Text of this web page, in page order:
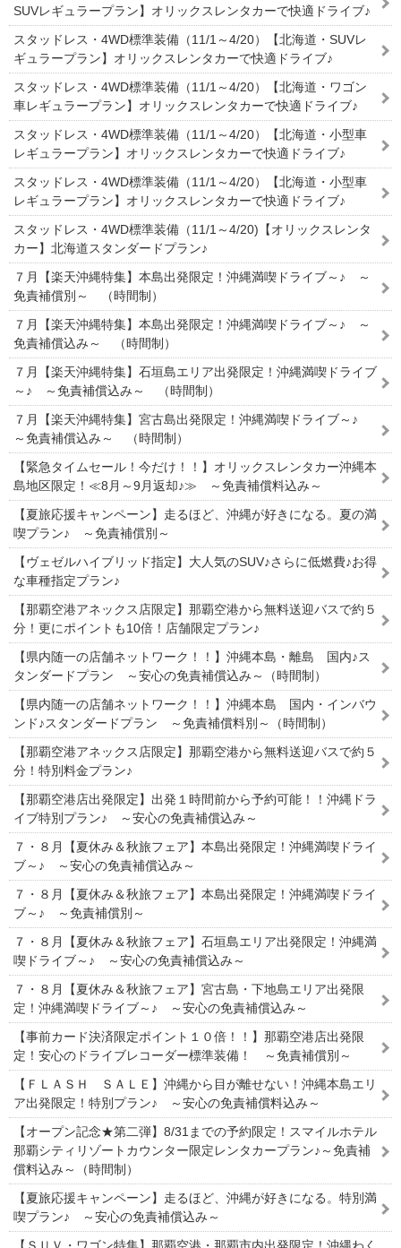
SUVレギュラープラン】オリックスレンタカーで快適ドライブ♪
スタッドレス・4WD標準装備（11/1～4/20）【北海道・SUVレ
ギュラープラン】オリックスレンタカーで快適ドライブ♪
スタッドレス・4WD標準装備（11/1～4/20）【北海道・ワゴン
車レギュラープラン】オリックスレンタカーで快適ドライブ♪
スタッドレス・4WD標準装備（11/1～4/20）【北海道・小型車
レギュラープラン】オリックスレンタカーで快適ドライブ♪
スタッドレス・4WD標準装備（11/1～4/20）【北海道・小型車
レギュラープラン】オリックスレンタカーで快適ドライブ♪
スタッドレス・4WD標準装備（11/1～4/20)【オリックスレンタ
カー】北海道スタンダードプラン♪
７月【楽天沖縄特集】本島出発限定！沖縄満喫ドライブ～♪ ～
免責補償別～ （時間制）
７月【楽天沖縄特集】本島出発限定！沖縄満喫ドライブ～♪ ～
免責補償込み～ （時間制）
７月【楽天沖縄特集】石垣島エリア出発限定！沖縄満喫ドライブ
～♪ ～免責補償込み～ （時間制）
７月【楽天沖縄特集】宮古島出発限定！沖縄満喫ドライブ～♪
～免責補償込み～ （時間制）
【緊急タイムセール！今だけ！！】オリックスレンタカー沖縄本
島地区限定！≪8月～9月返却♪≫ ～免責補償料込み～
【夏旅応援キャンペーン】走るほど、沖縄が好きになる。夏の満
喫プラン♪ ～免責補償別～
【ヴェゼルハイブリッド指定】大人気のSUV♪さらに低燃費♪お得
な車種指定プラン♪
【那覇空港アネックス店限定】那覇空港から無料送迎バスで約５
分！更にポイントも10倍！店舗限定プラン♪
【県内随一の店舗ネットワーク！！】沖縄本島・離島 国内♪ス
タンダードプラン ～安心の免責補償込み～（時間制）
【県内随一の店舗ネットワーク！！】沖縄本島 国内・インバウ
ンド♪スタンダードプラン ～免責補償料別～（時間制）
【那覇空港アネックス店限定】那覇空港から無料送迎バスで約５
分！特別料金プラン♪
【那覇空港店出発限定】出発１時間前から予約可能！！沖縄ドラ
イブ特別プラン♪ ～安心の免責補償込み～
７・８月【夏休み＆秋旅フェア】本島出発限定！沖縄満喫ドライ
ブ～♪ ～安心の免責補償込み～
７・８月【夏休み＆秋旅フェア】本島出発限定！沖縄満喫ドライ
ブ～♪ ～免責補償別～
７・８月【夏休み＆秋旅フェア】石垣島エリア出発限定！沖縄満
喫ドライブ～♪ ～安心の免責補償込み～
７・８月【夏休み＆秋旅フェア】宮古島・下地島エリア出発限
定！沖縄満喫ドライブ～♪ ～安心の免責補償込み～
【事前カード決済限定ポイント１０倍！！】那覇空港店出発限
定！安心のドライブレコーダー標準装備！ ～免責補償別～
【ＦＬＡＳＨ ＳＡＬＥ】沖縄から目が離せない！沖縄本島エリ
ア出発限定！特別プラン♪ ～安心の免責補償料込み～
【オープン記念★第二弾】8/31までの予約限定！スマイルホテル
那覇シティリゾートカウンター限定レンタカープラン♪～免責補
償料込み～（時間制）
【夏旅応援キャンペーン】走るほど、沖縄が好きになる。特別満
喫プラン♪ ～安心の免責補償込み～